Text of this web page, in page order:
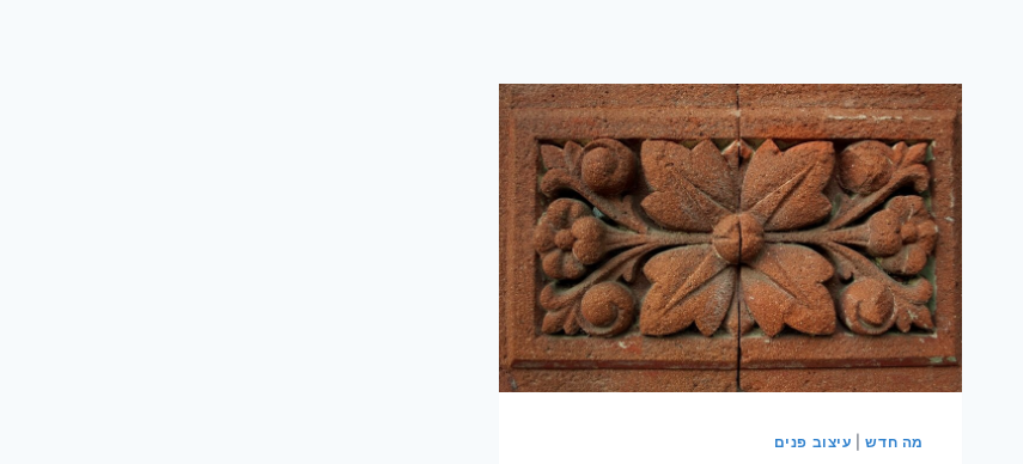
מה חדש| עיצוב פנים